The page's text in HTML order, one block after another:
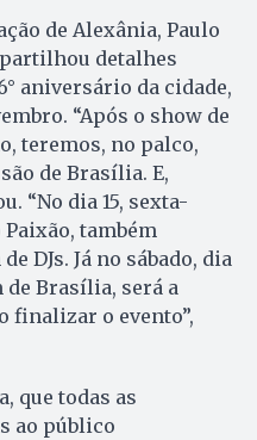
de Alexânia, Paulo
detalhes
aniversário da cidade,
“Após o show de
teremos, no palco,
de Brasília. E,
“No dia 15, sexta-
também
DJs. Já no sábado, dia
de Brasília, será a
finalizar o evento”,
que todas as
ao público